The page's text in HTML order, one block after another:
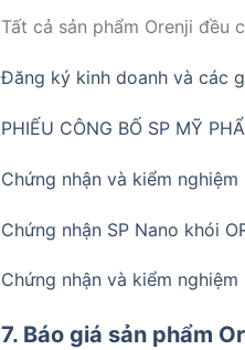
Tất cả sản phẩm Orenji đều
Đăng ký kinh doanh và các
PHIẾU CÔNG BỐ SP MỸ
Chứng nhận và kiểm nghiệm
Chứng nhận SP Nano khói
Chứng nhận và kiểm
7. Báo giá sản phẩm